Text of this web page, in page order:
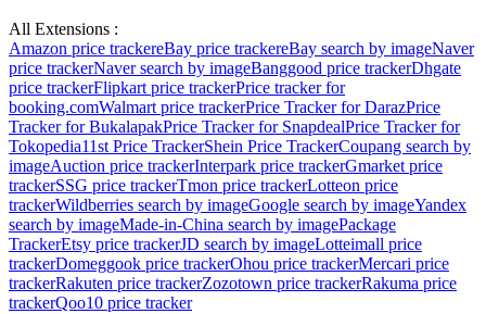
All Extensions :
Amazon price trackereBay price trackereBay search by imageNaver
price trackerNaver search by imageBanggood price trackerDhgate
price trackerFlipkart price trackerPrice tracker for
booking.comWalmart price trackerPrice Tracker for DarazPrice
Tracker for BukalapakPrice Tracker for SnapdealPrice Tracker for
Tokopedia11st Price TrackerShein Price TrackerCoupang search by
imageAuction price trackerInterpark price trackerGmarket price
trackerSSG price trackerTmon price trackerLotteon price
trackerWildberries search by imageGoogle search by imageYandex
search by imageMade-in-China search by imagePackage
TrackerEtsy price trackerJD search by imageLotteimall price
trackerDomeggook price trackerOhou price trackerMercari price
trackerRakuten price trackerZozotown price trackerRakuma price
trackerQoo10 price tracker